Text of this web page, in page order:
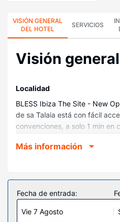
VISIÓN GENERAL
DEL HOTEL
SERVICIOS
Visión
Localidad
BLESS Ibiza The Site - New
de sa Talaia está con fácil
convenciones, a solo 1 min en
de playa se encuentra a 4,9
Te sentirás como en tu propia
461 habitaciones con aire
habitaciones disponen de
Más información
Fecha de entrada:
Vie 7 Agosto